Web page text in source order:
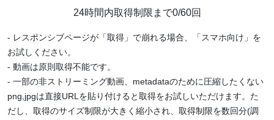
24時間内取得制限まで0/60回
- レスポンシブページが「取得」で崩れる場合、「スマホ向け」を
お試しください。
- 動画は原則取得不能です。
- 一部の非ストリーミング動画、metadataのために圧縮したくない
png,jpgは直接URLを貼り付けると取得をお試しいただけます。た
だし、取得のサイズ制限が大きく縮小され、取得制限を数回分(調